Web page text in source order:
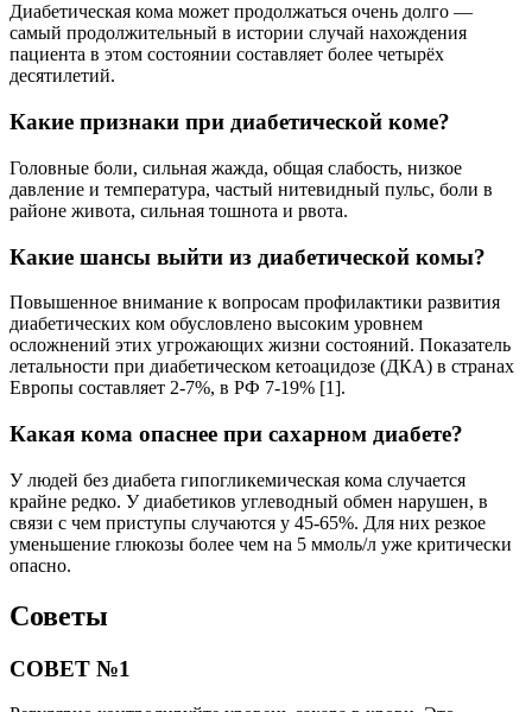
Диабетическая кома может продолжаться очень долго —
самый продолжительный в истории случай нахождения
пациента в этом состоянии составляет более четырёх
десятилетий.
Какие признаки при диабетической коме?
Головные боли, сильная жажда, общая слабость, низкое
давление и температура, частый нитевидный пульс, боли в
районе живота, сильная тошнота и рвота.
Какие шансы выйти из диабетической комы?
Повышенное внимание к вопросам профилактики развития
диабетических ком обусловлено высоким уровнем
осложнений этих угрожающих жизни состояний. Показатель
летальности при диабетическом кетоацидозе (ДКА) в странах
Европы составляет 2-7%, в РФ 7-19% [1].
Какая кома опаснее при сахарном диабете?
У людей без диабета гипогликемическая кома случается
крайне редко. У диабетиков углеводный обмен нарушен, в
связи с чем приступы случаются у 45-65%. Для них резкое
уменьшение глюкозы более чем на 5 ммоль/л уже критически
опасно.
Советы
СОВЕТ №1